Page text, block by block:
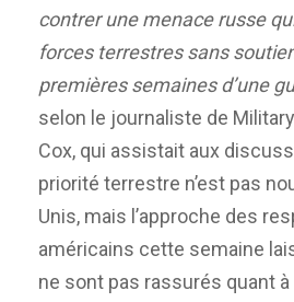
contrer une menace russe
forces terrestres sans
premières semaines d’une
selon le journaliste de
Cox, qui assistait aux
priorité terrestre n’est pas
Unis, mais l’approche des
américains cette semaine
ne sont pas rassurés quant